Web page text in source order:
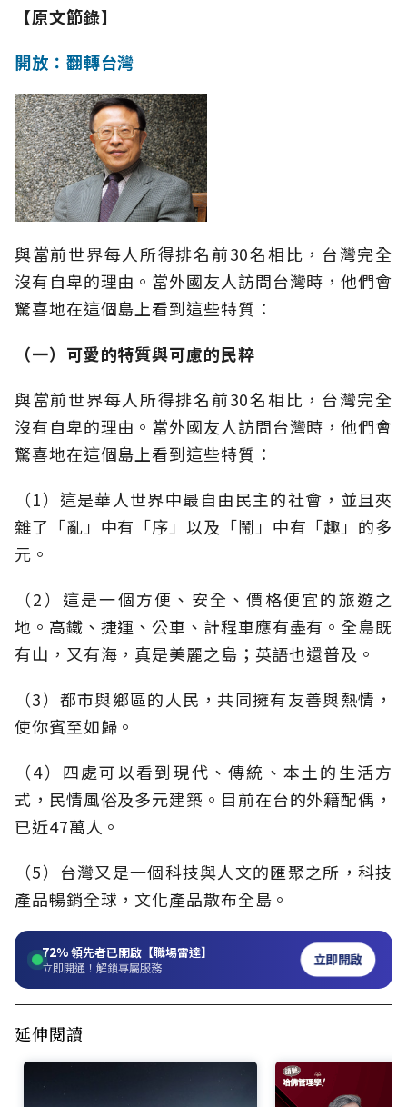
【原文節錄】
開放：翻轉台灣
與當前世界每人所得排名前30名相比，台灣完全
沒有自卑的理由。當外國友人訪問台灣時，他們會
驚喜地在這個島上看到這些特質：
（一）可愛的特質與可慮的民粹
與當前世界每人所得排名前30名相比，台灣完全
沒有自卑的理由。當外國友人訪問台灣時，他們會
驚喜地在這個島上看到這些特質：
（1）這是華人世界中最自由民主的社會，並且夾
雜了「亂」中有「序」以及「鬧」中有「趣」的多
元。
（2）這是一個方便、安全、價格便宜的旅遊之
地。高鐵、捷運、公車、計程車應有盡有。全島既
有山，又有海，真是美麗之島；英語也還普及。
（3）都市與鄉區的人民，共同擁有友善與熱情，
使你賓至如歸。
（4）四處可以看到現代、傳統、本土的生活方
式，民情風俗及多元建築。目前在台的外籍配偶，
已近47萬人。
（5）台灣又是一個科技與人文的匯聚之所，科技
產品暢銷全球，文化產品散布全島。
72%領先者已開啟【職場雷達】
立即開通！解鎖專屬服務 立即開啟
延伸閱讀